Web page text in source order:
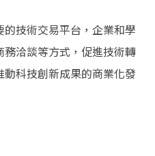
技術交易平台，企業和學
洽談等方式，促進技術轉
科技創新成果的商業化發